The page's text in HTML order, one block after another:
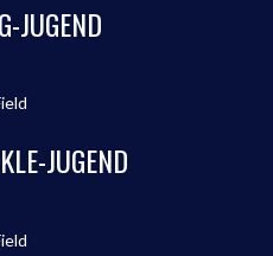
JUGEND
JUGEND